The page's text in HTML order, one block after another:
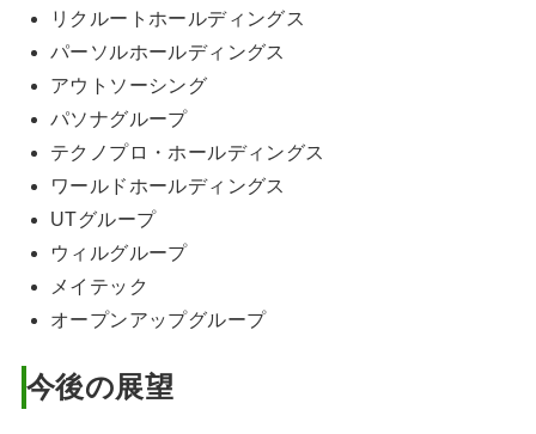
リクルートホールディングス
パーソルホールディングス
アウトソーシング
パソナグループ
テクノプロ・ホールディングス
ワールドホールディングス
UTグループ
ウィルグループ
メイテック
オープンアップグループ
今後の展望